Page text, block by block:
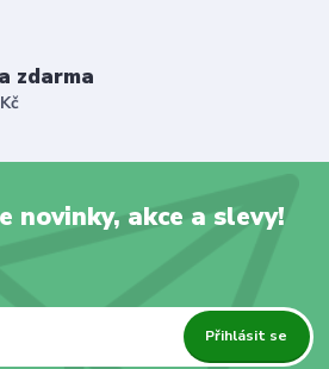
zdarma
novinky, akce a slevy!
Přihlásit se